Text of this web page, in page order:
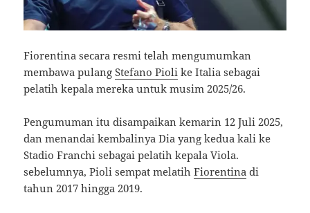
Fiorentina secara resmi telah mengumumkan
membawa pulangStefano Pioli ke Italia sebagai
pelatih kepala mereka untuk musim 2025/26.
Pengumuman itu disampaikan kemarin 12 Juli 2025,
dan menandai kembalinya Dia yang kedua kali ke
Stadio Franchi sebagai pelatih kepala Viola.
sebelumnya, Pioli sempat melatihFiorentina di
tahun 2017 hingga 2019.